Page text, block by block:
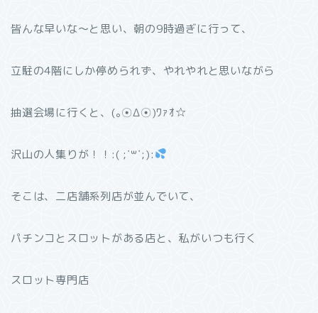
皆んな早いな〜と思い、朝の9時過ぎに行って、
立駐の4階にしか停められず、やれやれと思いながら
抽選会場に行くと、(｡☉∆☉)ﾜｧｵ☆
沢山の人集りが！！:( ;˙꒳˙;):
そこは、二店舗系列店が並んでいて、
パチンコとスロットがある店と、私がいつも行く
スロット専門店